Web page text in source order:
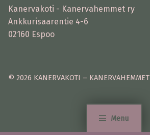
Menu
Kanervakoti - Kanervahemmet ry
Ankkurisaarentie 4-6
02160 Espoo
© 2026 KANERVAKOTI – KANERVAHEMMET